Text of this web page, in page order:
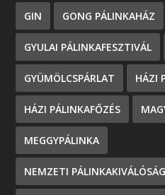
GIN GONG PÁLINKAHÁZ
GYULAI PÁLINKAFESZTIVÁL
GYÜMÖLCSPÁRLAT HÁZI
HÁZI PÁLINKAFŐZÉS
MEGGYPÁLINKA
NEMZETI